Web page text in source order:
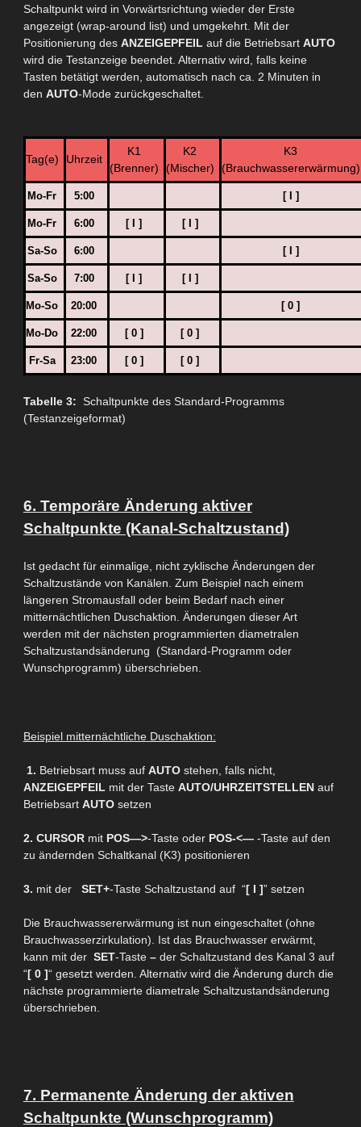
Schaltpunkt wird in Vorwärtsrichtung wieder der Erste
angezeigt (wrap-around list) und umgekehrt. Mit der
Positionierung des ANZEIGEPFEIL auf die Betriebsart AUTO
wird die Testanzeige beendet. Alternativ wird, falls keine
Tasten betätigt werden, automatisch nach ca. 2 Minuten in
den AUTO-Mode zurückgeschaltet.
Tag(e) Uhrzeit
K1
(Brenner)
K2
(Mischer)
K3
(Brauchwassererwärmung)
Mo-Fr 5:00 [ I ]
Mo-Fr 6:00 [ I ] [ I ]
Sa-So 6:00 [ I ]
Sa-So 7:00 [ I ] [ I ]
Mo-So 20:00 [ 0 ]
Mo-Do 22:00 [ 0 ] [ 0 ]
Fr-Sa 23:00 [ 0 ] [ 0 ]
Tabelle 3: Schaltpunkte des Standard-Programms
(Testanzeigeformat)
6. Temporäre Änderung aktiver
Schaltpunkte (Kanal-Schaltzustand)
Ist gedacht für einmalige, nicht zyklische Änderungen der
Schaltzustände von Kanälen. Zum Beispiel nach einem
längeren Stromausfall oder beim Bedarf nach einer
mitternächtlichen Duschaktion. Änderungen dieser Art
werden mit der nächsten programmierten diametralen
Schaltzustandsänderung (Standard-Programm oder
Wunschprogramm) überschrieben.
Beispiel mitternächtlicheDuschaktion:
1. Betriebsart muss auf AUTOstehen, falls nicht,
ANZEIGEPFEIL mit der Taste AUTO/UHRZEITSTELLENauf
Betriebsart AUTOsetzen
2. CURSORmit POS—>-Taste oder POS-<— -Taste auf den
zu ändernden Schaltkanal (K3) positionieren
3. mit der SET+-Taste Schaltzustand auf “[ I ]” setzen
Die Brauchwassererwärmung ist nun eingeschaltet (ohne
Brauchwasserzirkulation). Ist das Brauchwasser erwärmt,
kann mit der SET-Taste –der Schaltzustand des Kanal 3 auf
“[ 0 ]“ gesetzt werden. Alternativ wird dieÄnderung durch die
nächste programmierte diametrale Schaltzustandsänderung
überschrieben.
7. Permanente Änderung der aktiven
Schaltpunkte (Wunschprogramm)